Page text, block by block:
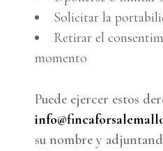
Solicitar la
Retirar el
momento
Puede ejercer estos
su nombre y